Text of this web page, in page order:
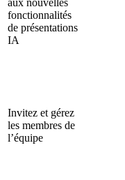
fonctionnalités
de présentations
IA
Invitez et gérez
les membres de
l’équipe